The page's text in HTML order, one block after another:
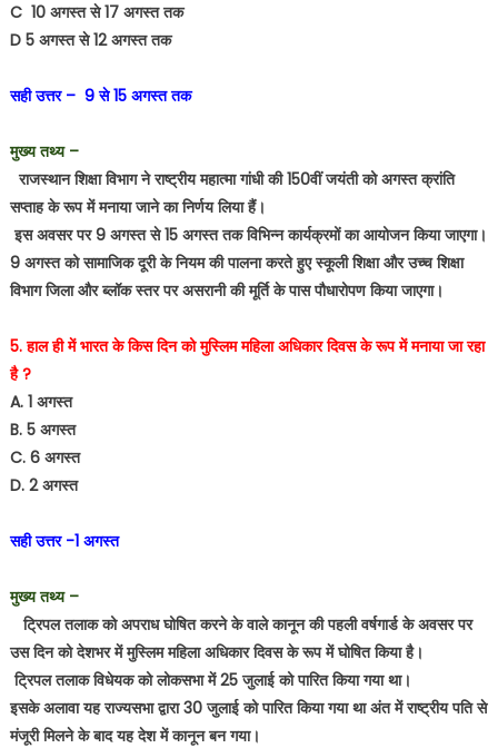
C 10 अगस्त से 17 अगस्त तक
D 5 अगस्त से 12 अगस्त तक
सही उत्तर – 9 से 15 अगस्त तक
मुख्य तथ्य –
राजस्थान शिक्षा विभाग ने राष्ट्रीय महात्मा गांधी की 150वीं जयंती को अगस्त क्रांति
सप्ताह के रूप में मनाया जाने का निर्णय लिया हैं।
इस अवसर पर 9 अगस्त से 15 अगस्त तक विभिन्न कार्यक्रमों का आयोजन किया जाएगा।
9 अगस्त को सामाजिक दूरी के नियम की पालना करते हुए स्कूली शिक्षा और उच्च शिक्षा
विभाग जिला और ब्लॉक स्तर पर असरानी की मूर्ति के पास पौधारोपण किया जाएगा।
5. हाल ही में भारत के किस दिन को मुस्लिम महिला अधिकार दिवस के रूप में मनाया जा रहा
है ?
A. 1 अगस्त
B. 5 अगस्त
C. 6 अगस्त
D. 2 अगस्त
सही उत्तर -1 अगस्त
मुख्य तथ्य –
ट्रिपल तलाक को अपराध घोषित करने के वाले कानून की पहली वर्षगार्ड के अवसर पर
उस दिन को देशभर में मुस्लिम महिला अधिकार दिवस के रूप में घोषित किया है।
ट्रिपल तलाक विधेयक को लोकसभा में 25 जुलाई को पारित किया गया था।
इसके अलावा यह राज्यसभा द्वारा 30 जुलाई को पारित किया गया था अंत में राष्ट्रीय पति से
मंजूरी मिलने के बाद यह देश में कानून बन गया।